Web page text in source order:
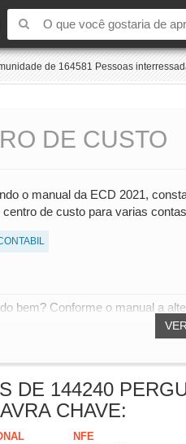
de 164581 Pessoas
DE CUSTO
o manual da ECD 2021,
de custo para varias
bem? Conforme o manual a
DE 144240
CHAVE:
NFE